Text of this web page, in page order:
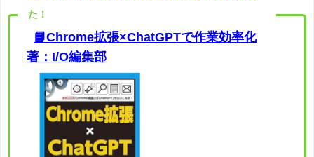
た！
📘Chrome拡張×ChatGPTで作業効率化
著：I/O編集部